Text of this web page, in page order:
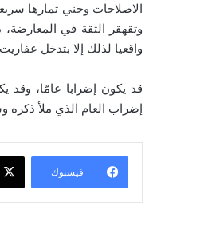
الاصلاحات وجني ثمارها
وتقهقر الثقة في
واقعيا لذلك إلا بتدخل
قد يكون إضرابا عامّا، وقد
إضراب العام الذي ملأ ذكره
فيسبوك